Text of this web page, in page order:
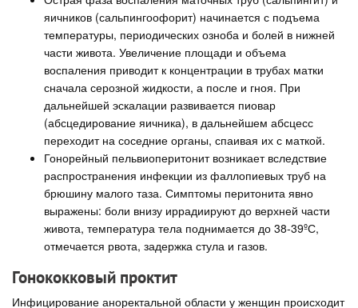
яичников (сальпингоофорит) начинается с подъема
температуры, периодических озноба и болей в нижней
части живота. Увеличение площади и объема
воспаления приводит к концентрации в трубах матки
сначала серозной жидкости, а после и гноя. При
дальнейшей эскалации развивается пиовар
(абсцедирование яичника), в дальнейшем абсцесс
переходит на соседние органы, спаивая их с маткой.
Гонорейный пельвиоперитонит возникает вследствие
распространения инфекции из фаллопиевых труб на
брюшину малого таза. Симптомы перитонита явно
выражены: боли внизу иррадиируют до верхней части
живота, температура тела поднимается до 38-39ºС,
отмечается рвота, задержка стула и газов.
Гонококковый проктит
Инфицирование аноректальной области у женщин происходит